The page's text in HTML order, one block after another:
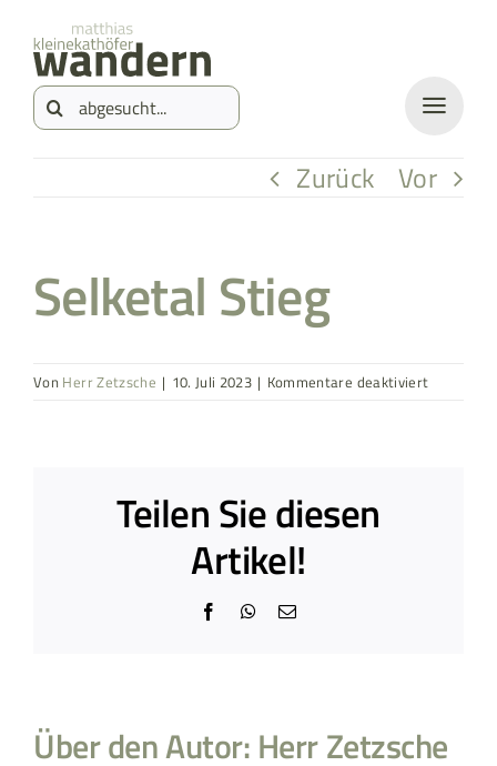
springen
Inhalt
springen
Suche
Zurück Vor
Selketal Stieg
Von Herr Zetzsche | 10. Juli 2023 | Kommentare deaktiviertfür
Teilen Sie diesen
Artikel!
Facebook
WhatsApp
E-
Über den Autor:Herr Zetzsche